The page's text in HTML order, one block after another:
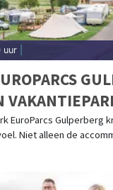
uur
EuroParcs Gulperberg
Niet alleen de